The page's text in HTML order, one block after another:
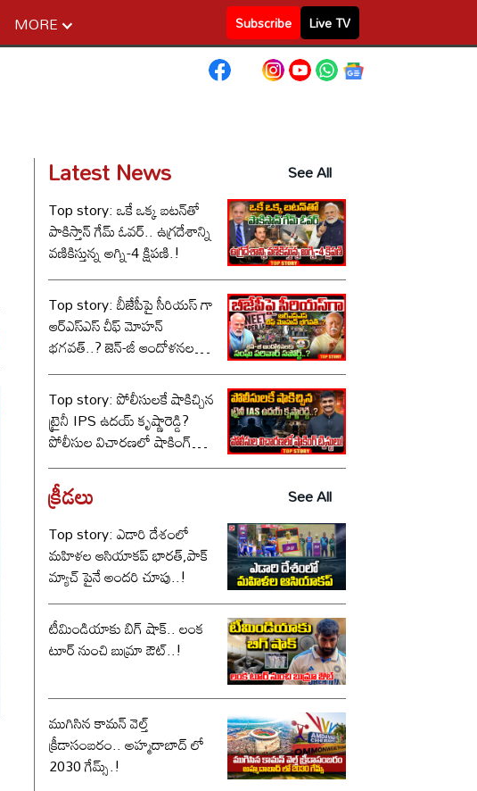
MORE Subscribe
Live TV
Latest News
See All
Top story: ఒకే ఒక్క బటన్‌తో
పాకిస్తాన్ గేమ్ ఓవర్.. ఉగ్రదేశాన్ని
వణికిస్తున్న అగ్ని-4 క్షిపణి.!
Top story: బీజేపీపై సీరియస్ గా
ఆర్‌ఎస్‌ఎస్ చీఫ్ మోహన్
భగవత్..? జెన్-జీ ఆందోళనలకు
సంఘ్ పరివార్ సపోర్ట్..?
Top story: పోలీసులకే షాకిచ్చిన
ట్రైనీ IPS ఉదయ్ కృష్ణారెడ్డి?
పోలీసుల విచారణలో షాకింగ్
ట్విస్టులు!
క్రీడలు
See All
Top story: ఎడారి దేశంలో
మహిళల ఆసియాకప్ భారత్,పాక్
మ్యాచ్ పైనే అందరి చూపు..!
టీమిండియాకు బిగ్ షాక్.. లంక
టూర్ నుంచి బుమ్రా ఔట్..!
ముగిసిన కామన్ వెల్త్
క్రీడాసంబరం.. అహ్మదాబాద్ లో
2030 గేమ్స్.!